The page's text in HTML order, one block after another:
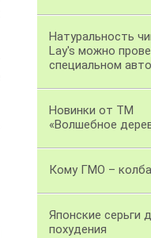
Натуральность
Lay's можно
специальном
Новинки от ТМ
«Волшебное
Кому ГМО –
Японские серьги
похудения